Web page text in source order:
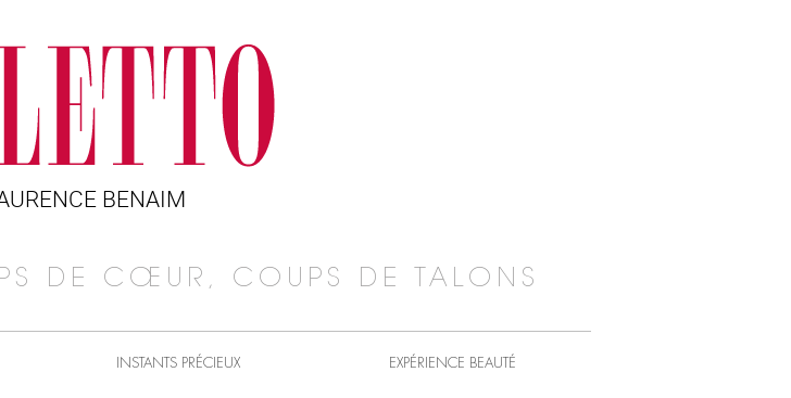
BENAIM
DE CŒUR, COUPS DE TALONS
INSTANTS PRÉCIEUX EXPÉRIENCE BEAUTÉ